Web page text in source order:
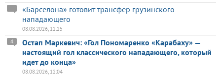
«Барселона» готовит трансфер грузинского
нападающего
08.08.2026, 12:25
Остап Маркевич: «Гол Пономаренко «Карабаху» —
настоящий гол классического нападающего, который
идет до конца»
4
08.08.2026, 12:04